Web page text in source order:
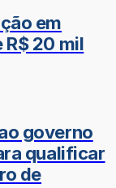
em
R$ 20 mil
governo
qualificar
de